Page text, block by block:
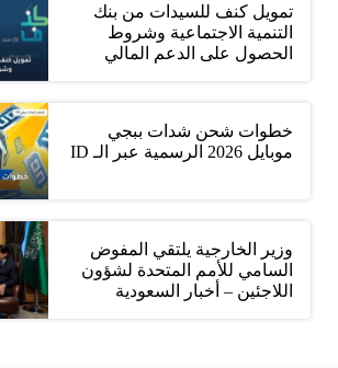
تمويل كنف للسيدات من بنك
التنمية الاجتماعية وشروط
الحصول على الدعم المالي
خطوات شحن شدات ببجي
موبايل 2026 الرسمية عبر الـ ID
وزير الخارجية يلتقي المفوض
السامي للأمم المتحدة لشؤون
اللاجئين – أخبار السعودية